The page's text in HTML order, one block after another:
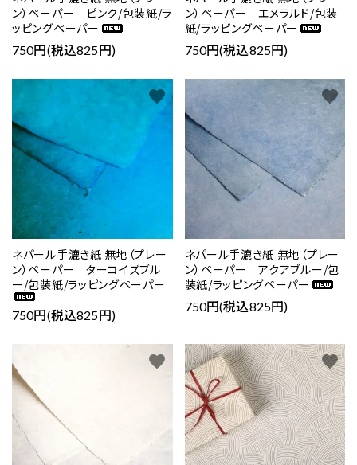
ン）ペーパー ピンク/包装紙/ラ
ッピングペーパー
750円(税込825円)
ン）ペーパー エメラルド/包装
紙/ラッピングペーパー
750円(税込825円)
ネパール手漉き紙 無地（プレー
ン）ペーパー ターコイズブル
ー/包装紙/ラッピングペーパー
750円(税込825円)
favorite
ネパール手漉き紙 無地（プレー
ン）ペーパー アクアブルー/包
装紙/ラッピングペーパー
750円(税込825円)
favorite
favorite favorite